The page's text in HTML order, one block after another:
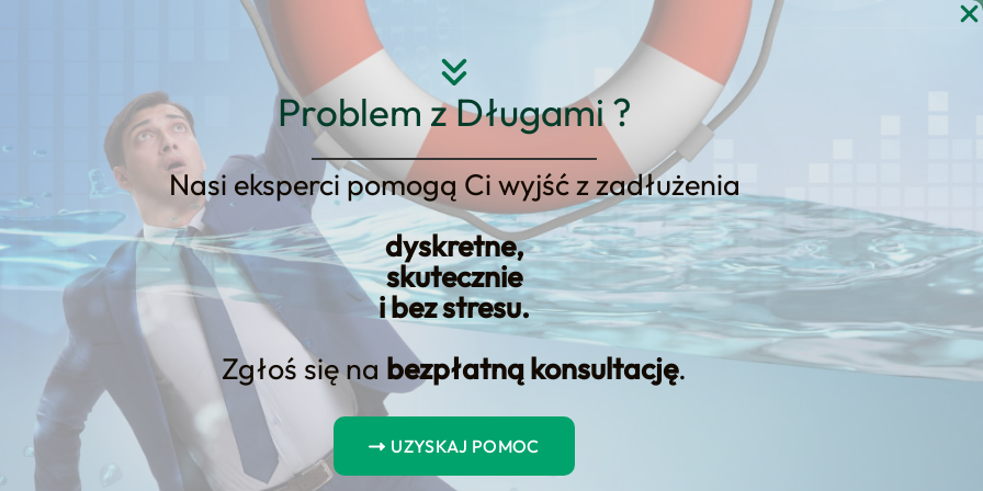
Problem z Długami ?
Nasi eksperci pomogą Ci wyjść z zadłużenia
dyskretne,
skutecznie
i bez stresu.
Zgłoś się na bezpłatną konsultację.
UZYSKAJ POMOC
Strona główna O nas Kontakt KONSULTACJA
kredytu konsolidacyjnego